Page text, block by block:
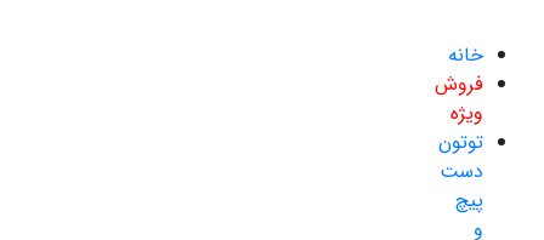
خانه
فروش
ویژه
توتون
دست
پیچ
و